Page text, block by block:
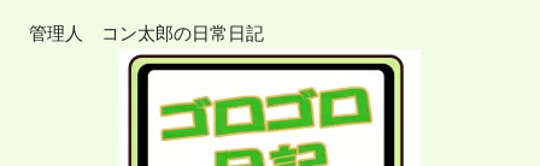
管理人 コン太郎の日常日記